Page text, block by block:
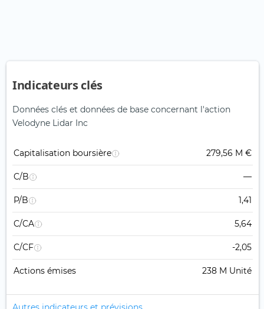
Indicateurs clés
Données clés et données de base concernant l'action
Velodyne Lidar Inc
Capitalisation boursière 279,56 M €
C/B —
P/B 1,41
C/CA 5,64
C/CF -2,05
Actions émises 238 M Unité